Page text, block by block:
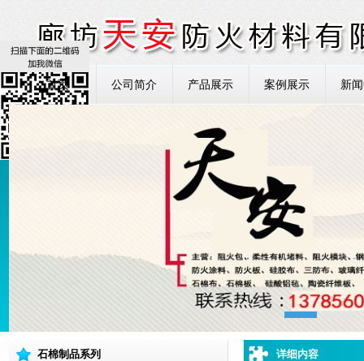
首页 公司简介 产品展示 案例展示 新
石棉制品系列 详细内容